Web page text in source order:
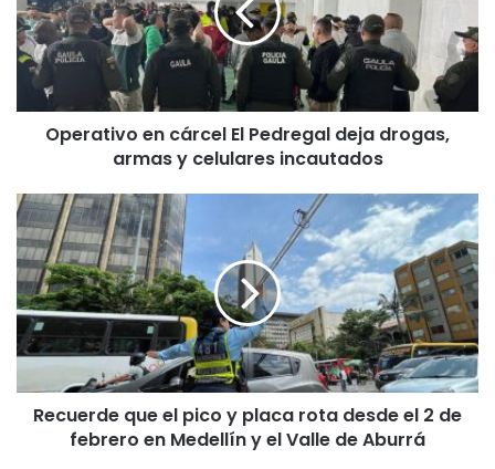
Operativo en cárcel El Pedregal deja drogas,
armas y celulares incautados
Recuerde que el pico y placa rota desde el 2 de
febrero en Medellín y el Valle de Aburrá